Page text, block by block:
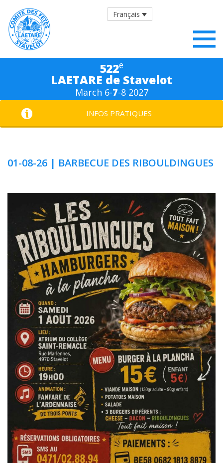
Français
522e
LAETARE de Stavelot
March 6-7-8 2027
INFOS PRATIQUES
01-08-26 | BARBECUE DES RIBOULDINGUES